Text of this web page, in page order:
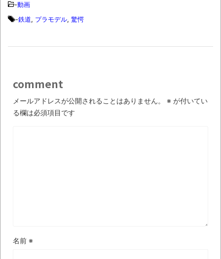
に入院中のオレのオナサポ懇願したら・・・
wwwwwwwwwwww
-動画
-鉄道, プラモデル, 驚愕
comment
メールアドレスが公開されることはありません。 ※ が付いてい
る欄は必須項目です
名前 ※